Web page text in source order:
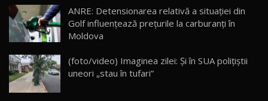
17 20:06
Va fi modelul nr.1 BYD în Moldova? BYD Seal U
30:08
ANRE: Detensionarea relativă a situației din
Golf influențează prețurile la carburanți în
Moldova
(foto/video) Imaginea zilei: Și în SUA polițiștii
uneori „stau în tufari”